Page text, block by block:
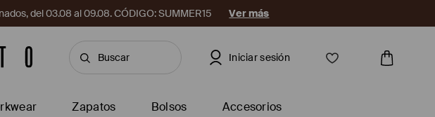
del 03.08 al 09.08. CÓDIGO: SUMMER15 Ver más
Iniciar sesión
Zapatos Bolsos Accesorios